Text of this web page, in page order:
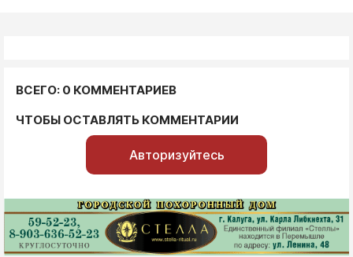
ВСЕГО: 0 КОММЕНТАРИЕВ
ЧТОБЫ ОСТАВЛЯТЬ КОММЕНТАРИИ
Авторизуйтесь